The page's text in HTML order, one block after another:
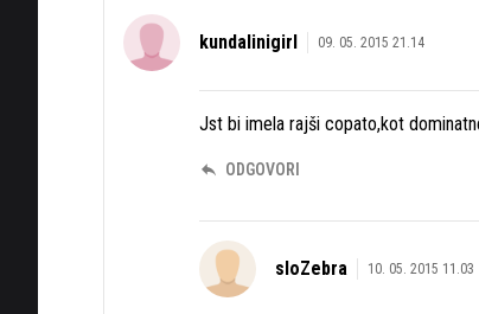
kundalinigirl 09. 05. 2015 21.14
Jst bi imela rajši copato,kot
ODGOVORI
sloZebra 10. 05. 2015 11.03